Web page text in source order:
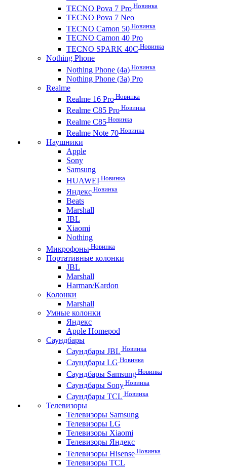
TECNO Pova 7 Pro Новинка
TECNO Pova 7 Neo
TECNO Camon 50 Новинка
TECNO Camon 40 Pro
TECNO SPARK 40C Новинка
Nothing Phone
Nothing Phone (4a) Новинка
Nothing Phone (3a) Pro
Realme
Realme 16 Pro Новинка
Realme C85 Pro Новинка
Realme C85 Новинка
Realme Note 70 Новинка
Наушники
Apple
Sony
Samsung
HUAWEI Новинка
Яндекс Новинка
Beats
Marshall
JBL
Xiaomi
Nothing
Микрофоны Новинка
Портативные колонки
JBL
Marshall
Harman/Kardon
Колонки
Marshall
Умные колонки
Яндекс
Apple Homepod
Саундбары
Саундбары JBL Новинка
Саундбары LG Новинка
Саундбары Samsung Новинка
Саундбары Sony Новинка
Саундбары TCL Новинка
Телевизоры
Телевизоры Samsung
Телевизоры LG
Телевизоры Xiaomi
Телевизоры Яндекс
Телевизоры Hisense Новинка
Телевизоры TCL